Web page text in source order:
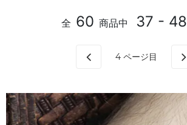
全 60 商品中 37 - 48
4 ページ目